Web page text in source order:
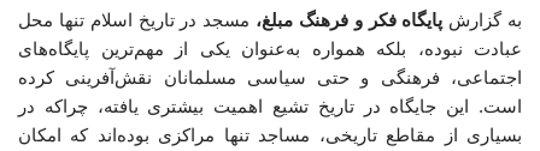
به گزارش پایگاه فکر و فرهنگ مبلغ، مسجد در تاریخ اسلام تنها محل
عبادت نبوده، بلکه همواره به‌عنوان یکی از مهم‌ترین پایگاه‌های
اجتماعی، فرهنگی و حتی سیاسی مسلمانان نقش‌آفرینی کرده
است. این جایگاه در تاریخ تشیع اهمیت بیشتری یافته، چراکه در
بسیاری از مقاطع تاریخی، مساجد تنها مراکزی بوده‌اند که امکان